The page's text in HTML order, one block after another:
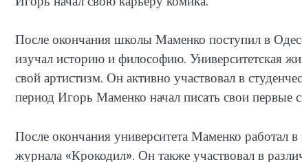
После окончания школы Маменко поступил в
изучал историю и философию. Университетская
свой артистизм. Он активно участвовал в
период Игорь Маменко начал писать свои первые
После окончания университета Маменко работал
журнала «Крокодил». Он также участвовал в